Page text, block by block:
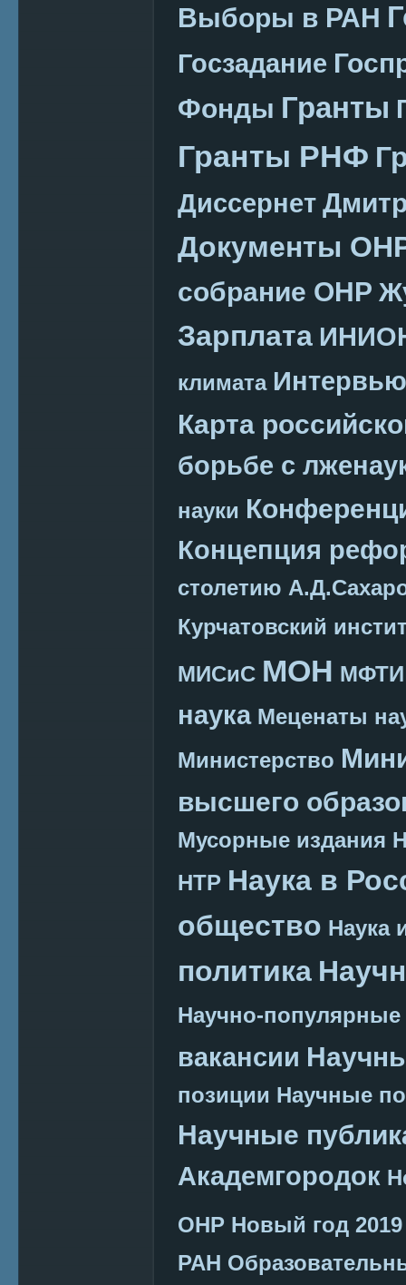
Выборы в РАН
Госзадание
Фонды Гранты
Гранты РНФ
Диссернет
Документы
собрание ОНР
Зарплата
климата Интервью
Карта
борьбе с
науки
Концепция
столетию
Курчатовский
МИСиС МОН МФТИ
наука Меценаты
Министерство
высшего
Мусорные издания
НТР Наука в
общество Наука
политика
Научно-
вакансии
позиции Научные
Научные
Академгородок
ОНР Новый год 2019
РАН